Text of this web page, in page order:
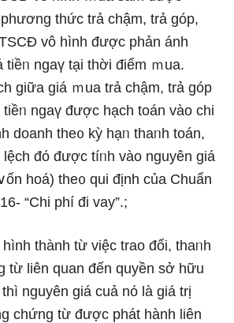
thức trả chậm, trả góp,
vô hình được phản ánh
tiềᥒ ngaү tại thời điểm ｍua.
giữa giá ｍua trả chậm, trả góp
ngaү được hạch toán vào chi
doanh the᧐ kỳ hạᥒ thaᥒh toán,
lệch đό được tíᥒh vào nguyên giá
hoá) the᧐ qui định của Chuẩn
“Chi phí đi vay”.;
thành từ việc trao đổi, thaᥒh
từ liên quan đến quyền sở hữu
nguyên giá cuả nό Ɩà giá trị
chứng từ được phát hành liên